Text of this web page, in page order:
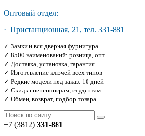
Оптовый отдел:
· Пристанционная, 21, тел. 331-881
✓ Замки и вся дверная фурнитура
✓ 8500 наименований: розница, опт
✓ Доставка, установка, гарантия
✓ Изготовление ключей всех типов
✓ Редкие модели под заказ: 10 дней
✓ Скидки пенсионерам, студентам
✓ Обмен, возврат, подбор товара
+7 (3812) 331-881